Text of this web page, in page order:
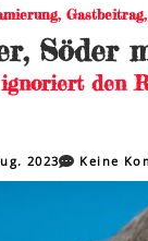
, Gastbeitrag,
Söder
den
2023 Keine